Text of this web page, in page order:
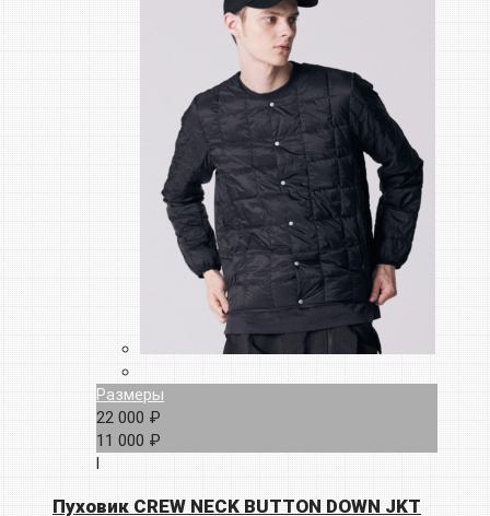
Размеры
22 000 ₽
11 000 ₽
l
Пуховик CREW NECK BUTTON DOWN JKT